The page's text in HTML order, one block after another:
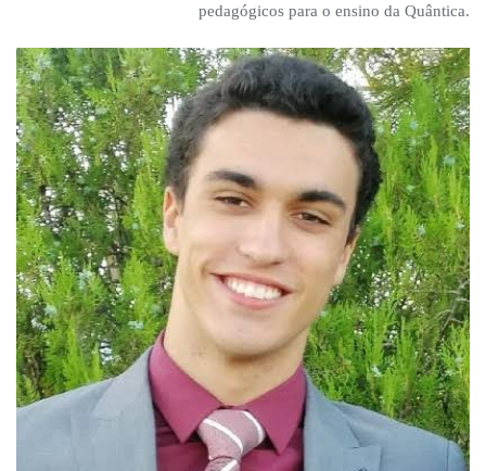
pedagógicos para o ensino da Quântica.